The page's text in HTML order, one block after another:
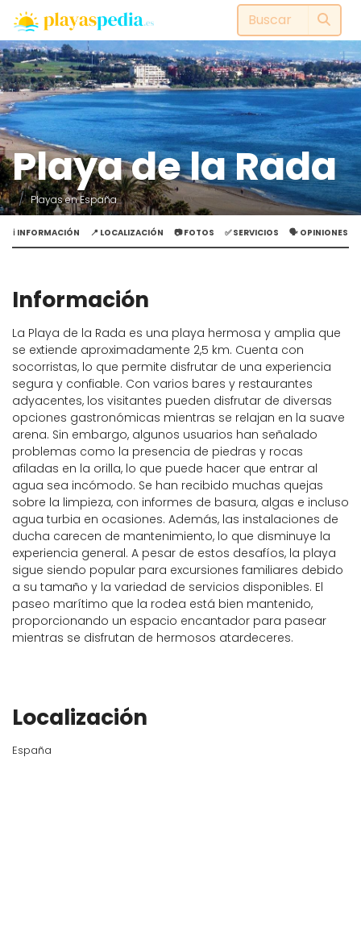
Playa de la Rada
Playas en España
ℹ️ INFORMACIÓN 📍 LOCALIZACIÓN 📷 FOTOS ✅ SERVICIOS 🗣️ OPINIONES
Información
La Playa de la Rada es una playa hermosa y amplia que
se extiende aproximadamente 2,5 km. Cuenta con
socorristas, lo que permite disfrutar de una experiencia
segura y confiable. Con varios bares y restaurantes
adyacentes, los visitantes pueden disfrutar de diversas
opciones gastronómicas mientras se relajan en la suave
arena. Sin embargo, algunos usuarios han señalado
problemas como la presencia de piedras y rocas
afiladas en la orilla, lo que puede hacer que entrar al
agua sea incómodo. Se han recibido muchas quejas
sobre la limpieza, con informes de basura, algas e incluso
agua turbia en ocasiones. Además, las instalaciones de
ducha carecen de mantenimiento, lo que disminuye la
experiencia general. A pesar de estos desafíos, la playa
sigue siendo popular para excursiones familiares debido
a su tamaño y la variedad de servicios disponibles. El
paseo marítimo que la rodea está bien mantenido,
proporcionando un espacio encantador para pasear
mientras se disfrutan de hermosos atardeceres.
Localización
España